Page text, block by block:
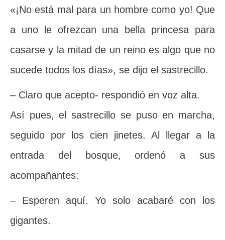
«¡No está mal para un hombre como yo! Que
a uno le ofrezcan una bella princesa para
casarse y la mitad de un reino es algo que no
sucede todos los días», se dijo el sastrecillo.
– Claro que acepto- respondió en voz alta.
Así pues, el sastrecillo se puso en marcha,
seguido por los cien jinetes. Al llegar a la
entrada del bosque, ordenó a sus
acompañantes:
– Esperen aquí. Yo solo acabaré con los
gigantes.